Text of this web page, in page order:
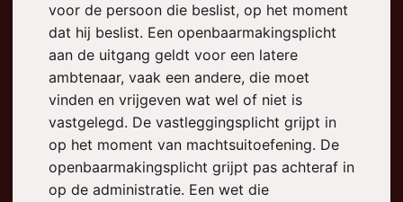
voor de persoon die beslist, op het moment
dat hij beslist. Een openbaarmakingsplicht
aan de uitgang geldt voor een latere
ambtenaar, vaak een andere, die moet
vinden en vrijgeven wat wel of niet is
vastgelegd. De vastleggingsplicht grijpt in
op het moment van machtsuitoefening. De
openbaarmakingsplicht grijpt pas achteraf in
op de administratie. Een wet die